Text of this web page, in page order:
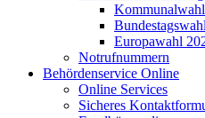
Europawahl
Notrufnummern
Behördenservice Online
Online Services
Sicheres